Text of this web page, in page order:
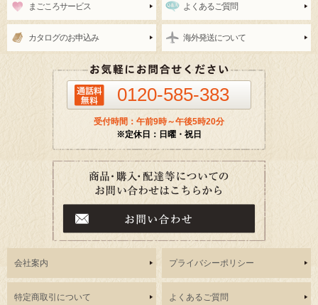
まごころサービス よくあるご質問
カタログのお申込み 海外発送について
0120-585-383
受付時間：午前9時～午後5時20分
※定休日：日曜・祝日
会社案内 プライバシーポリシー
特定商取引について よくあるご質問